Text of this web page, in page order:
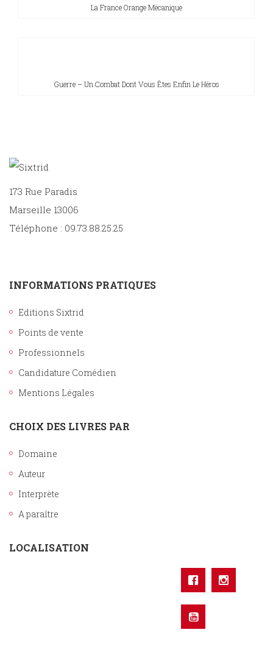
La France Orange Mécanique
Guerre – Un Combat Dont Vous Êtes Enfin Le Héros
173 Rue Paradis
Marseille 13006
Téléphone : 09.73.88.25.25
INFORMATIONS PRATIQUES
Editions Sixtrid
Points de vente
Professionnels
Candidature Comédien
Mentions Légales
CHOIX DES LIVRES PAR
Domaine
Auteur
Interprète
A paraître
LOCALISATION